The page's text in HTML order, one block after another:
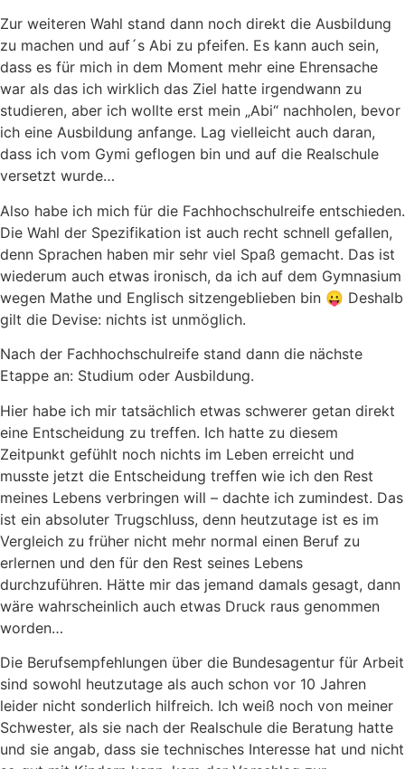
Zur weiteren Wahl stand dann noch direkt die Ausbildung
zu machen und auf´s Abi zu pfeifen. Es kann auch sein,
dass es für mich in dem Moment mehr eine Ehrensache
war als das ich wirklich das Ziel hatte irgendwann zu
studieren, aber ich wollte erst mein „Abi“ nachholen, bevor
ich eine Ausbildung anfange. Lag vielleicht auch daran,
dass ich vom Gymi geflogen bin und auf die Realschule
versetzt wurde…
Also habe ich mich für die Fachhochschulreife entschieden.
Die Wahl der Spezifikation ist auch recht schnell gefallen,
denn Sprachen haben mir sehr viel Spaß gemacht. Das ist
wiederum auch etwas ironisch, da ich auf dem Gymnasium
wegen Mathe und Englisch sitzengeblieben bin 😛 Deshalb
gilt die Devise: nichts ist unmöglich.
Nach der Fachhochschulreife stand dann die nächste
Etappe an: Studium oder Ausbildung.
Hier habe ich mir tatsächlich etwas schwerer getan direkt
eine Entscheidung zu treffen. Ich hatte zu diesem
Zeitpunkt gefühlt noch nichts im Leben erreicht und
musste jetzt die Entscheidung treffen wie ich den Rest
meines Lebens verbringen will – dachte ich zumindest. Das
ist ein absoluter Trugschluss, denn heutzutage ist es im
Vergleich zu früher nicht mehr normal einen Beruf zu
erlernen und den für den Rest seines Lebens
durchzuführen. Hätte mir das jemand damals gesagt, dann
wäre wahrscheinlich auch etwas Druck raus genommen
worden…
Die Berufsempfehlungen über die Bundesagentur für Arbeit
sind sowohl heutzutage als auch schon vor 10 Jahren
leider nicht sonderlich hilfreich. Ich weiß noch von meiner
Schwester, als sie nach der Realschule die Beratung hatte
und sie angab, dass sie technisches Interesse hat und nicht